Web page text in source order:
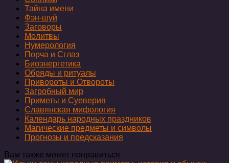
Тайна имени
Фэн-шуй
Заговоры
Молитвы
Нумерология
Порча и Сглаз
Биоэнергетика
Обряды и ритуалы
Привороты и Отвороты
Загробный мир
Приметы и Суеверия
Славянская мифология
Календарь народных праздников
Магические предметы и символы
Прогнозы и предсказания
Вам также может понравиться